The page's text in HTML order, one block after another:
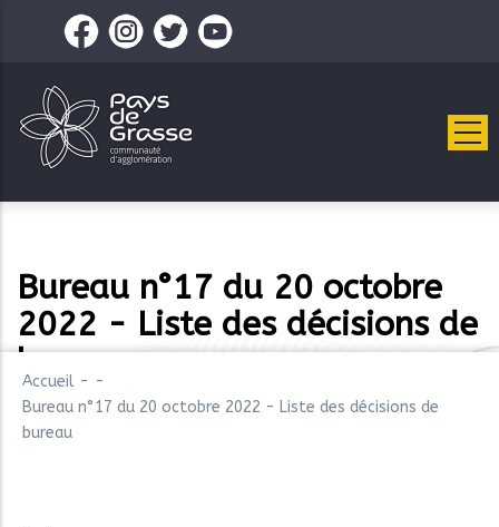
contenu
principal
Bureau n°17 du 20 octobre
2022 - Liste des décisions de
bureau
Accueil - -
Bureau n°17 du 20 octobre 2022 - Liste des décisions de
bureau